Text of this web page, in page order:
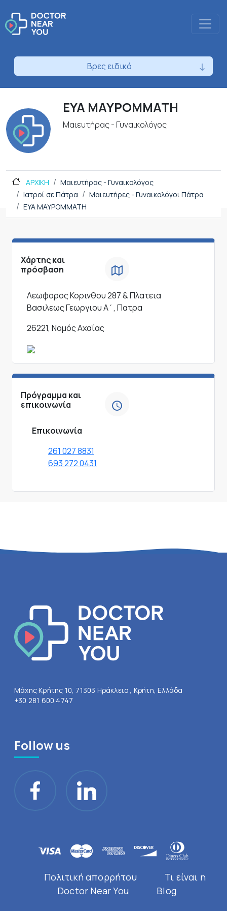
Βρες ειδικό
ΕΥΑ ΜΑΥΡΟΜΜΑΤΗ
Μαιευτήρας - Γυναικολόγος
ΑΡΧΙΚΗ
Μαιευτήρας - Γυναικολόγος
Ιατροί σε Πάτρα
Μαιευτήρες - Γυναικολόγοι Πάτρα
ΕΥΑ ΜΑΥΡΟΜΜΑΤΗ
Χάρτης και
πρόσβαση
Λεωφορος Κορινθου 287 & Πλατεια
Βασιλεως Γεωργιου Α΄, Πατρα
26221, Νομός Αχαΐας
Πρόγραμμα και
επικοινωνία
Επικοινωνία
261 027 8831
693 272 0431
Μάχης Κρήτης 10, 71303 Ηράκλειο , Κρήτη, Ελλάδα
+30 281 600 4747
Follow us
Πολιτική απορρήτου
Τι είναι η
Doctor Near You
Blog